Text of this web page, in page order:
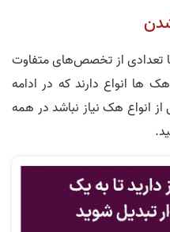
تعدادی از تخصص‌های متفاوت
ها انواع دارند که در ادامه
انواع هک نیاز نباشد در همه